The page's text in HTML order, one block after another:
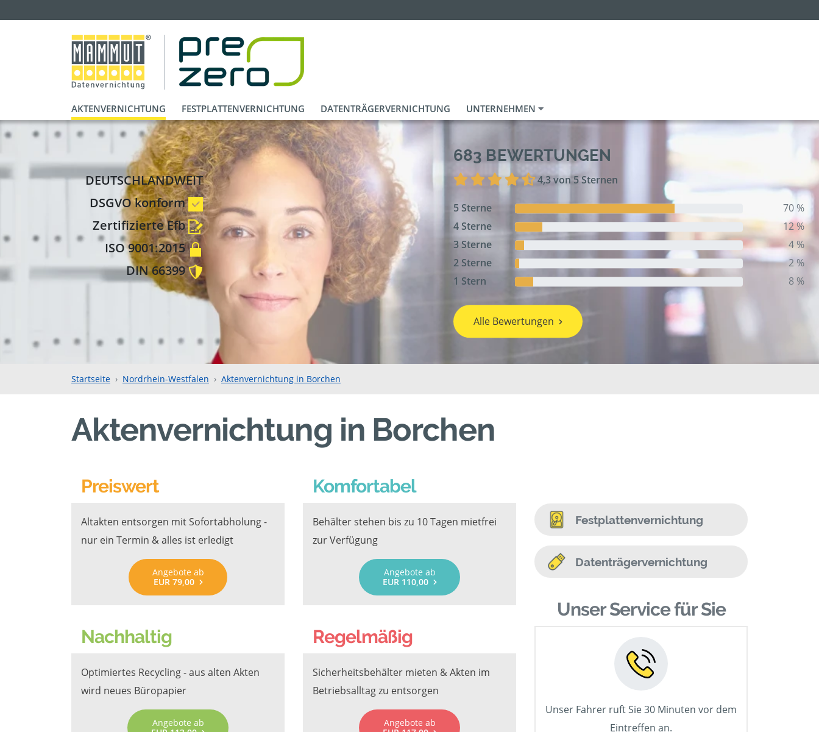
AKTENVERNICHTUNG FESTPLATTENVERNICHTUNG DATENTRÄGERVERNICHTUNG UNTERNEHMEN
DEUTSCHLANDWEIT
DSGVO konform
Zertifizierte Efb
ISO 9001:2015
DIN 66399
683 BEWERTUNGEN
4,3 von 5 Sternen
5 Sterne
70 %
4 Sterne
12 %
3 Sterne
4 %
2 Sterne
2 %
1 Stern
8 %
Alle Bewertungen
Startseite Nordrhein-Westfalen Aktenvernichtung in Borchen
Aktenvernichtung in Borchen
Preiswert
Altakten entsorgen mit Sofortabholung -
nur ein Termin & alles ist erledigt
Angebote ab
EUR 79,00
Komfortabel
Behälter stehen bis zu 10 Tagen mietfrei
zur Verfügung
Angebote ab
EUR 110,00
Nachhaltig
Optimiertes Recycling - aus alten Akten
wird neues Büropapier
Angebote ab
Regelmäßig
Sicherheitsbehälter mieten & Akten im
Betriebsalltag zu entsorgen
Angebote ab
Festplattenvernichtung
Datenträgervernichtung
Unser Service für Sie
Unser Fahrer ruft Sie 30 Minuten vor dem
Eintreffen an.